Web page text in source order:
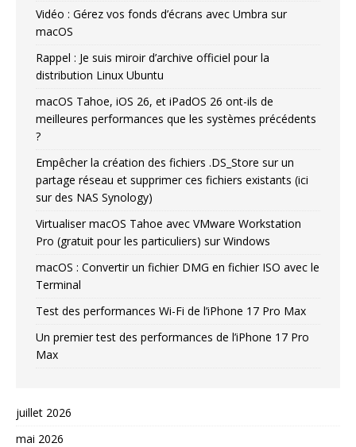
Vidéo : Gérez vos fonds d’écrans avec Umbra sur
macOS
Rappel : Je suis miroir d’archive officiel pour la
distribution Linux Ubuntu
macOS Tahoe, iOS 26, et iPadOS 26 ont-ils de
meilleures performances que les systèmes précédents
?
Empêcher la création des fichiers .DS_Store sur un
partage réseau et supprimer ces fichiers existants (ici
sur des NAS Synology)
Virtualiser macOS Tahoe avec VMware Workstation
Pro (gratuit pour les particuliers) sur Windows
macOS : Convertir un fichier DMG en fichier ISO avec le
Terminal
Test des performances Wi-Fi de l’iPhone 17 Pro Max
Un premier test des performances de l’iPhone 17 Pro
Max
juillet 2026
mai 2026